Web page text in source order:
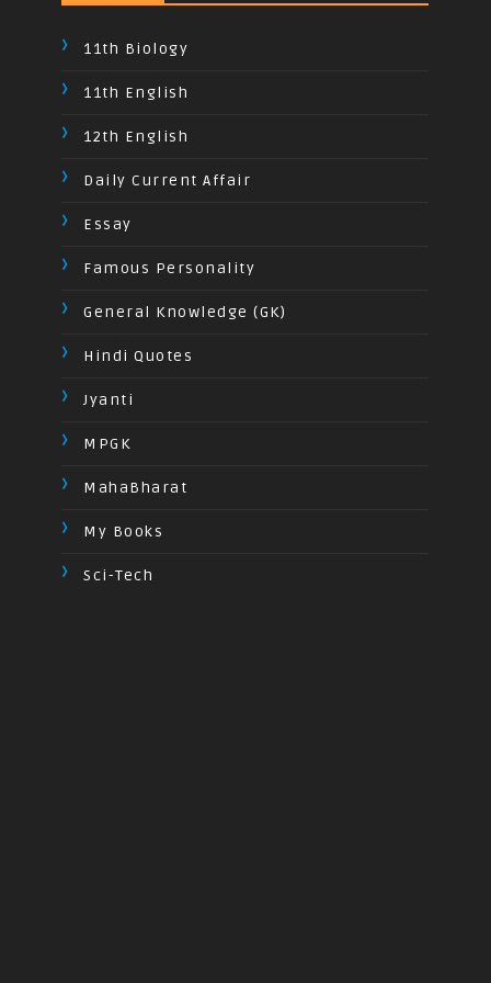
11th Biology
11th English
12th English
Daily Current Affair
Essay
Famous Personality
General Knowledge (GK)
Hindi Quotes
Jyanti
MPGK
MahaBharat
My Books
Sci-Tech